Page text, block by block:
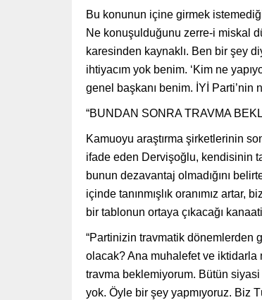
Bu konunun içine girmek
Ne konuşulduğunu zerre-i miskal
karesinden kaynaklı. Ben bir şey
ihtiyacım yok benim. ‘Kim ne
genel başkanı benim. İYİ Parti’nin
“BUNDAN SONRA TRAVMA
Kamuoyu araştırma şirketlerinin
ifade eden Dervişoğlu, kendisinin
bunun dezavantaj olmadığını
içinde tanınmışlık oranımız
bir tablonun ortaya çıkacağı
“Partinizin travmatik dönemlerden
olacak? Ana muhalefet ve iktidarla
travma beklemiyorum. Bütün siyasi
yok. Öyle bir şey yapmıyoruz. Biz